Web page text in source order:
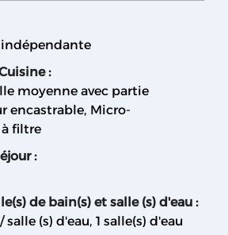
:
moyenne avec partie
encastrable Micro-
filtre
:
de bain(s) et salle (s) d'eau :
salle (s) d'eau 1 salle(s) d'eau